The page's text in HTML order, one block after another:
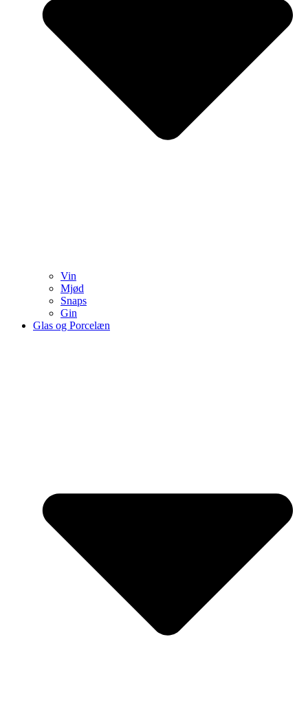
Vin
Mjød
Snaps
Gin
Glas og Porcelæn